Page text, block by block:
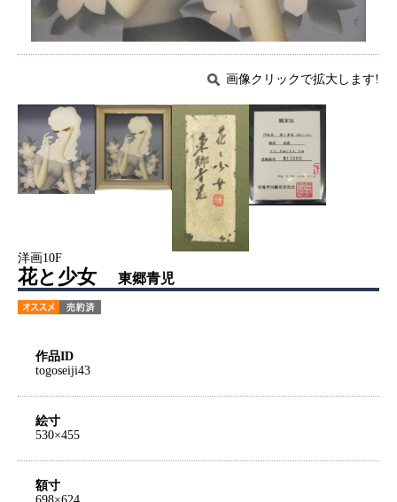
画像クリックで拡大します!
洋画10F
花と少女 東郷青児
作品ID
togoseiji43
絵寸
530×455
額寸